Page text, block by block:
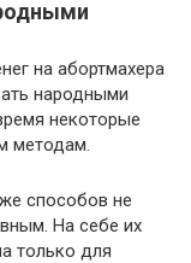
на абортмахера
народными
некоторые
методам.
способов не
На себе их
только для